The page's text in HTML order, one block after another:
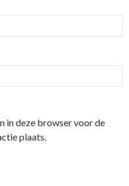
in deze browser voor de
plaats.